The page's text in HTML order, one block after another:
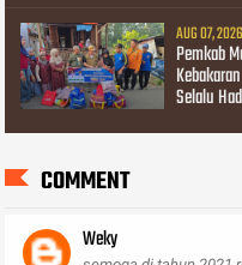
AUG 07, 2026
Pemkab
Selalu
COMMENT
Weky